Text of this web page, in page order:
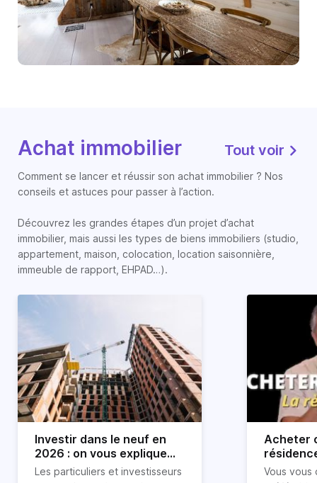
Achat immobilier Tout voir
Comment se lancer et réussir son achat immobilier ? Nos
conseils et astuces pour passer à l’action.
Découvrez les grandes étapes d’un projet d’achat
immobilier, mais aussi les types de biens immobiliers (studio,
appartement, maison, colocation, location saisonnière,
immeuble de rapport, EHPAD…).
Investir dans le neuf en
2026 : on vous explique
tout !
Les particuliers et investisseurs
Acheter
règle
Vous vous